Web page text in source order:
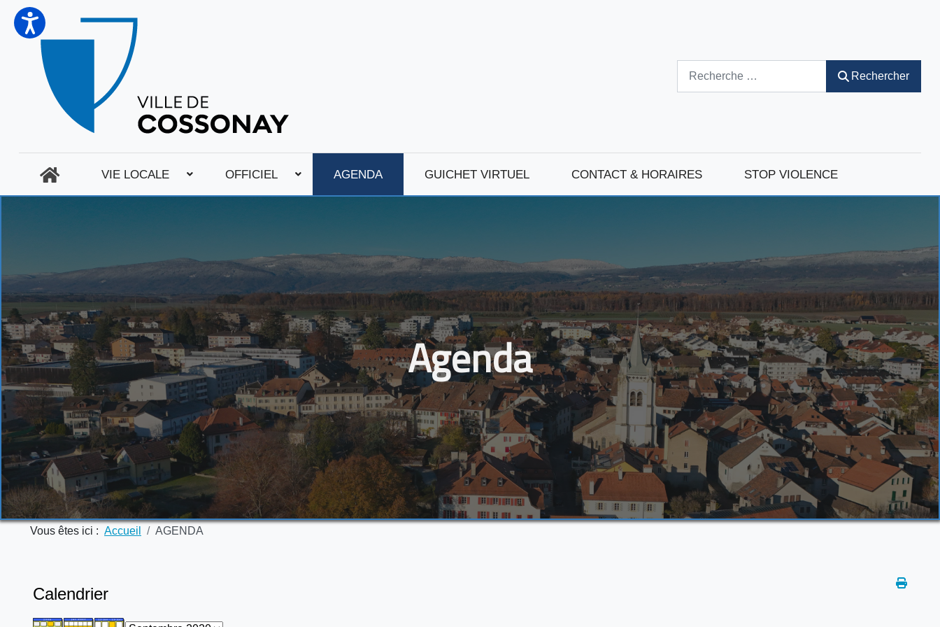
Rechercher
VIE LOCALE OFFICIEL AGENDA GUICHET VIRTUEL CONTACT & HORAIRES STOP VIOLENCE
Agenda
Vous êtes ici : Accueil AGENDA
Calendrier